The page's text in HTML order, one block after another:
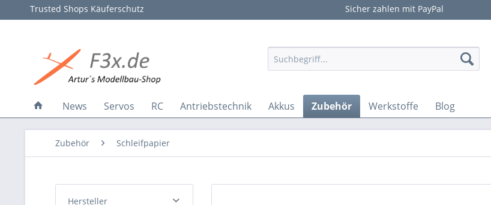
Trusted Shops Käuferschutz Sicher zahlen mit PayPal
News Servos RC Antriebstechnik Akkus Zubehör Werkstoffe Blog
Zubehör Schleifpapier
Hersteller